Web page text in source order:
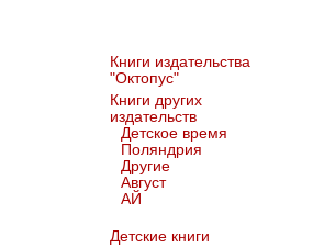
Книги издательства
"Октопус"
Книги других
издательств
Детское время
Поляндрия
Другие
Август
АЙ
Детские книги